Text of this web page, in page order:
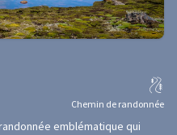
Chemin de randonnée
emblématique qui